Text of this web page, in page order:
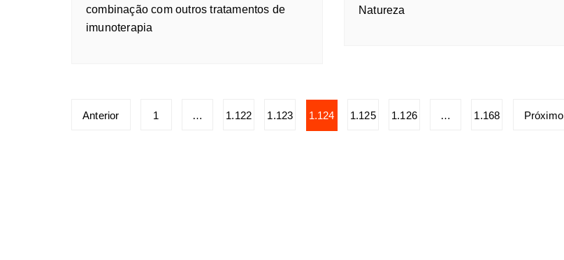
combinação com outros tratamentos de
imunoterapia
Natureza
Anterior 1 … 1.122 1.123 1.124 1.125 1.126 … 1.168 Próximo